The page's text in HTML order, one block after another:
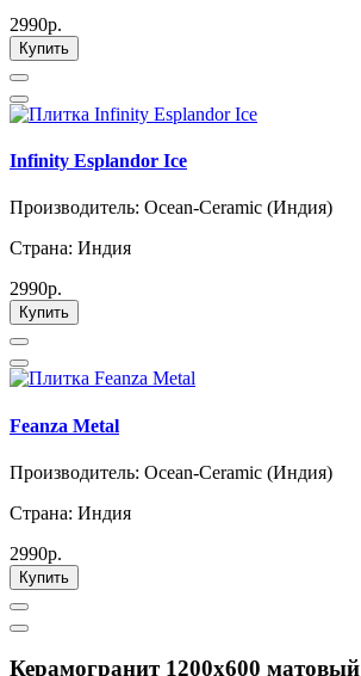
2990р.
Купить
Infinity Esplandor Ice
Производитель: Ocean-Ceramic (Индия)
Страна: Индия
2990р.
Купить
Feanza Metal
Производитель: Ocean-Ceramic (Индия)
Страна: Индия
2990р.
Купить
Керамогранит 1200х600 матовый